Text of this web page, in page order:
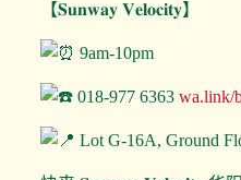
【𝐒𝐮𝐧𝐰𝐚𝐲 𝐕𝐞𝐥𝐨𝐜𝐢𝐭𝐲】
9am-10pm
018-977 6363 wa.link/
Lot G-16A, Ground